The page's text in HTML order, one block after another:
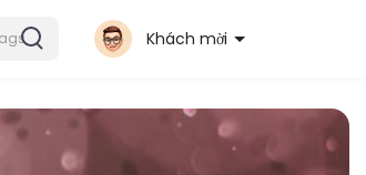
Khách mời